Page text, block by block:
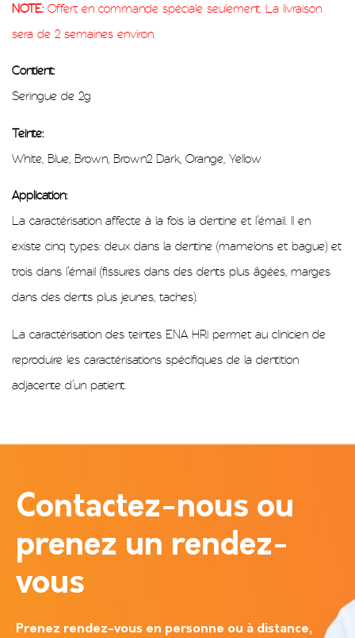
NOTE:Offert en commande spéciale seulement. La livraison
sera de 2 semaines environ.
Contient:
Seringue de 2g
Teinte:
White, Blue, Brown, Brown2 Dark, Orange, Yellow
Application:
La caractérisation affecte à la fois la dentine et l’émail. Il en
existe cinq types: deux dans la dentine (mamelons et bague) et
trois dans l’émail (fissures dans des dents plus âgées, marges
dans des dents plus jeunes, taches).
La caractérisation des teintes ENA HRi permet au clinicien de
reproduire les caractérisations spécifiques de la dentition
adjacente d’un patient.
Contactez-nous ou
prenez un rendez-
vous
Prenez rendez-vous en personne ou à distance,